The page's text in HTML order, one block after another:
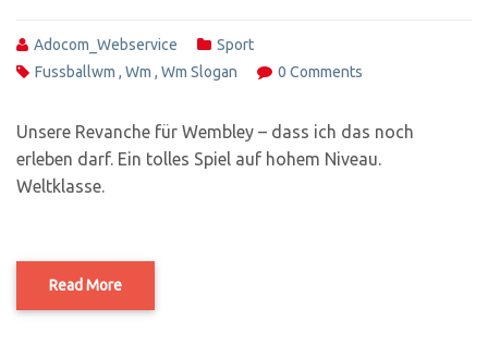
Adocom_Webservice
Sport
Fussballwm , Wm , Wm Slogan 0 Comments
Unsere Revanche für Wembley – dass ich das noch
erleben darf. Ein tolles Spiel auf hohem Niveau.
Weltklasse.
Read More